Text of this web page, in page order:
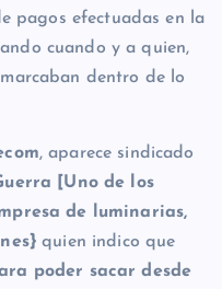
pagos efectuadas en la
cuando y a quien,
dentro de lo
, aparece sindicado
[Uno de los
de luminarias,
quien indico que
poder sacar desde